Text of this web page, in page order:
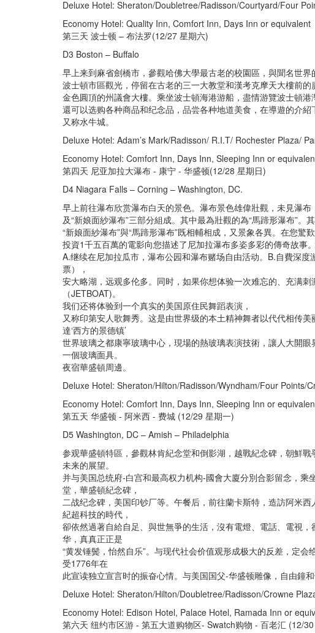
Deluxe Hotel: Sheraton/Doubletree/Radisson/Courtyard/Four
Economy Hotel: Quality Inn, Comfort Inn, Days Inn or equivalent
第三天 波士顿 – 布法罗(12/27 星期六)
D3 Boston – Buffalo
早上来到麻省劍橋市，參觀哈佛大學最古老的校園區，與聞名世
波士頓市區觀光，停留在古老的三一大教堂和漢考克摩天大樓前
金色圓頂的州議會大樓。乘坐波士頓海港游船，盡情游覽波士頓
還可以选购各种商品和纪念品，品尝各种地道美食，在導遊的介
又称水牛城。
Deluxe Hotel: Adam’s Mark/Radisson/ R.I.T/ Rochester Plaza/
Economy Hotel: Comfort Inn, Days Inn, Sleeping Inn or
第四天 尼亚加拉大瀑布 - 康宁 - 华盛顿(12/28 星期日)
D4 Niagara Falls – Corning – Washington, DC.
早上前往瀑布欣赏瀑布白天的景色。瀑布景色雄偉壯觀，未見瀑布
及“新娘面紗瀑布”三部分組成。其中最為壯觀的為“馬蹄形瀑布”。
“新娘面紗瀑布”與“馬蹄形瀑布”既相輔相成，又景象各異。在您
投資1千五百萬的電影向您描述了尼加拉瀑布多姿多彩的傳奇故事
A.继续在尼加拉瓜市，瀑布公园和瀑布赌场自由活动。B.自費深
票），
安大略湖，远观多伦多。同时，如果你想体验一次难忘的、充满
（JETBOAT)。
我们还将体验到一个真实的美国原住民舞蹈表演，
又称印第安人歌舞秀。这是由世界级的本土精神舞者以代代相传
達‘西方的景德镇’
世界玻璃之都康寧玻璃中心，現場的熱玻璃表演技術，讓人大開
一個玻璃面具。
夜宿華盛頓周邊。
Deluxe Hotel: Sheraton/Hilton/Radisson/Wyndham/Four
Economy Hotel: Comfort Inn, Days Inn, Sleeping Inn or
第五天 华盛顿 - 阿米西 - 费城 (12/29 星期一)
D5 Washington, DC – Amish – Philadelphia
参观華盛頓特區，參觀林肯紀念堂和倒影湖，越戰紀念碑，朝鮮
未来的展望。
并与美国总统府-白宫和最高权力机构-國會大廈分別合影留念，
堂，華盛頓紀念碑，
二战纪念碑，美国印钞厂等。午餐后，前往蘭卡斯特，造訪阿米
紀超科技的時代，
卻依然過著自給自足、與世無爭的生活，沒有電燈、電話、電視
华，真真正正是
“黄发锤鬓，怡然自乐”。与现代社会价值观形成极大的反差，定
受1776年在
此宣读独立宣言时的振奋心情。与美国国父-华盛顿雕像，自由鐘
Deluxe Hotel: Sheraton/Hilton/Doubletree/Radisson/Crowne
Economy Hotel: Edison Hotel, Palace Hotel, Ramada Inn or
第六天 纽约市区游 - 第五大道购物区- Swatch购物 - 百老汇 (12/